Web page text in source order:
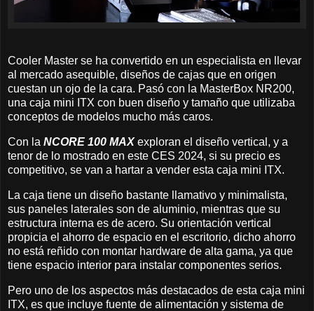
Cooler Master se ha convertido en un especialista en llevar
al mercado asequible, diseños de cajas que en origen
cuestan un ojo de la cara. Pasó con la MasterBox NR200,
una caja mini ITX con buen diseño y tamaño que utilizaba
conceptos de modelos mucho más caros.
Con la NCORE 100 MAXexploran el diseño vertical, y a
tenor de lo mostrado en este CES 2024, si su precio es
competitivo, se van a hartar a vender esta caja mini ITX.
La caja tiene un diseño bastante llamativo y minimalista,
sus paneles laterales son de aluminio, mientras que su
estructura interna es de acero. Su orientación vertical
propicia el ahorro de espacio en el escritorio, dicho ahorro
no está reñido con montar hardware de alta gama, ya que
tiene espacio interior para instalar componentes serios.
Pero uno de los aspectos más destacados de esta caja mini
ITX, es que incluye fuente de alimentación y sistema de